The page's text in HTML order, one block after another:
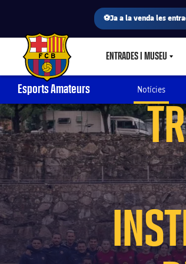
⚽Ja a la venda les
FC Barcelona club badge ENTRADES I MUSEU
Esports Amateurs Notícies